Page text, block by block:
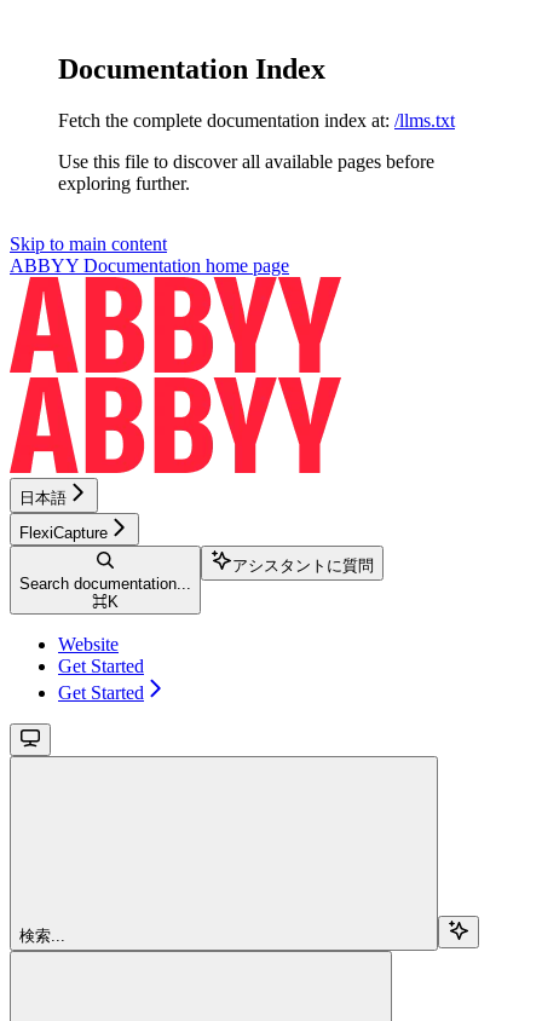
Documentation Index
Fetch the complete documentation index at: /llms.txt
Use this file to discover all available pages before
exploring further.
Skip to main content
ABBYY Documentation home page
日本語
FlexiCapture
Search documentation...
⌘K
アシスタントに質問
Website
Get Started
Get Started
検索...